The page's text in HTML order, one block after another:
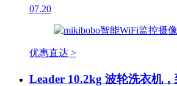
07.20
优惠直达 >
Leader 10.2kg 波轮洗衣机